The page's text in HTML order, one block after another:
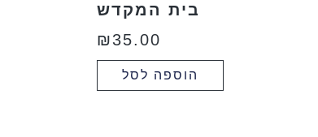
בית המקדש
₪35.00
הוספה לסל